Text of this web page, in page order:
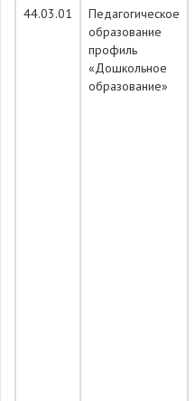
44.03.01
Педагогическое
образование
профиль
«Дошкольное
образование»